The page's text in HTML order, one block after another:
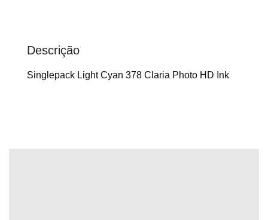
Descrição
Singlepack Light Cyan 378 Claria Photo HD Ink